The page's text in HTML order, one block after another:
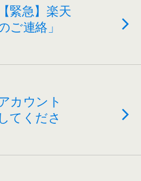
緊急】楽天
ご連絡」
カウント
てくださ